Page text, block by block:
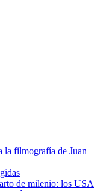
la filmografía de Juan
de milenio: los USA